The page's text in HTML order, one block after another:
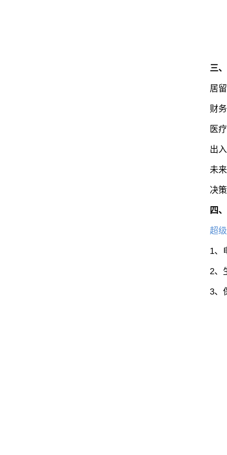
三
居留需
财务能
医疗成
出入境
未来移
决策工
四
超
1、
2、
3、